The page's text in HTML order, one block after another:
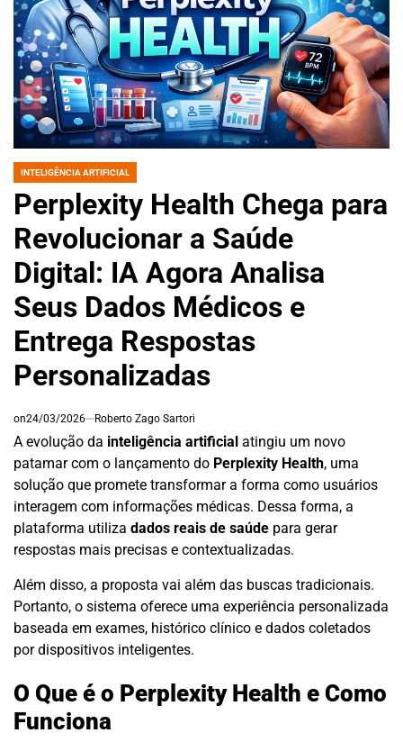
POSTED
INTELIGÊNCIA ARTIFICIAL
Perplexity Health Chega para
Revolucionar a Saúde
Digital: IA Agora Analisa
Seus Dados Médicos e
Entrega Respostas
Personalizadas
on24/03/2026 Roberto Zago Sartori
A evolução da inteligência artificial atingiu um novo
patamar com o lançamento do Perplexity Health, uma
solução que promete transformar a forma como usuários
interagem com informações médicas. Dessa forma, a
plataforma utiliza dados reais de saúde para gerar
respostas mais precisas e contextualizadas.
Além disso, a proposta vai além das buscas tradicionais.
Portanto, o sistema oferece uma experiência personalizada
baseada em exames, histórico clínico e dados coletados
por dispositivos inteligentes.
O Que é o Perplexity Health e Como
Funciona